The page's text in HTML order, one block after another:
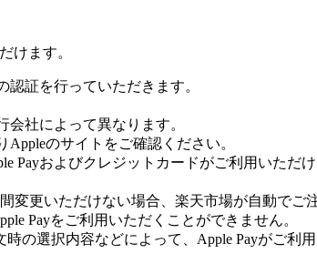
けます。
認証を行っていただきます。
会社によって異なります。
Appleのサイトをご確認ください。
Payおよびクレジットカードがご利用いた
変更いただけない場合、楽天市場が自動でご
Payをご利用いただくことができません。
の選択内容などによって、Apple Payがご利